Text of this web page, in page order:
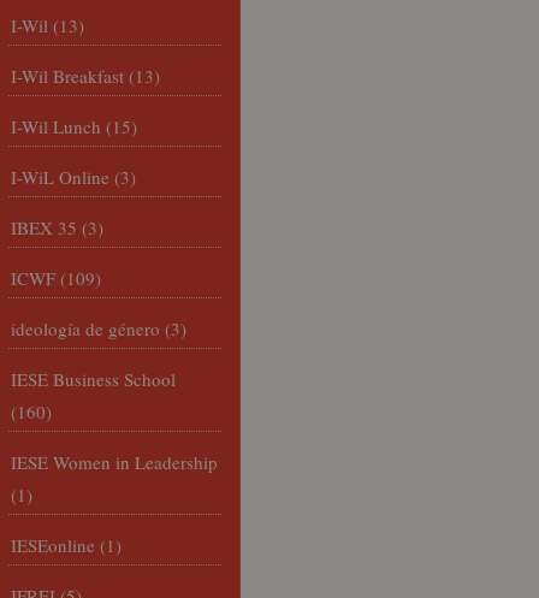
I-Wil (13)
I-Wil Breakfast (13)
I-Wil Lunch (15)
I-WiL Online (3)
IBEX 35 (3)
ICWF (109)
ideología de género (3)
IESE Business School
(160)
IESE Women in Leadership
(1)
IESEonline (1)